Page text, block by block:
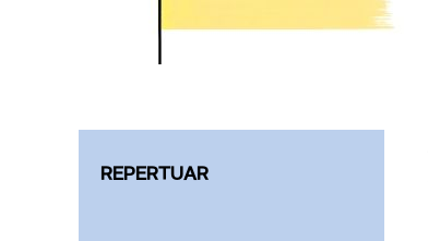
REPERTUAR